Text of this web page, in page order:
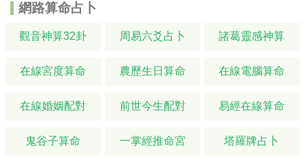
網路算命占卜
觀音神算32卦 周易六爻占卜 諸葛靈感神算
在線宮度算命 農歷生日算命 在線電腦算命
在線婚姻配對 前世今生配對 易經在線算命
鬼谷子算命 一掌經推命宮 塔羅牌占卜